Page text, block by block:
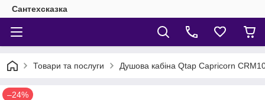
Сантехсказка
Товари та послуги Душова кабіна Qtap Capricorn
–24%